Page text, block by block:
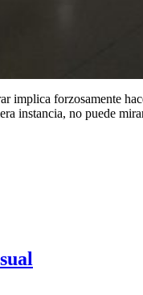
implica forzosamente
instancia, no puede